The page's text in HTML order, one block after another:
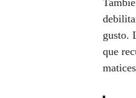
gusto.
que